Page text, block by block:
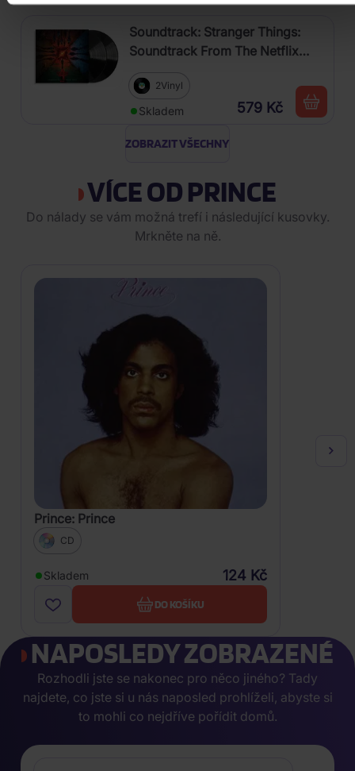
Soundtrack: Stranger Things:
Soundtrack From The Netflix
2Vinyl
Skladem 579 Kč
ZOBRAZIT VŠECHNY
VÍCE OD PRINCE
Do nálady se vám možná trefí i následující kusovky.
Mrkněte na ně.
Prince: Prince
CD
Skladem 124 Kč
DO KOŠÍKU
NAPOSLEDY ZOBRAZENÉ
Rozhodli jste se nakonec pro něco jiného? Tady
najdete, co jste si u nás naposled prohlíželi, abyste si
to mohli co nejdříve pořídit domů.